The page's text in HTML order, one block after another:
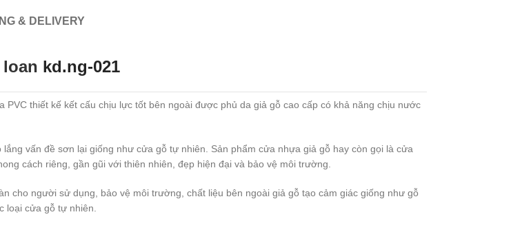
& DELIVERY
kd.ng-021
thiết kế kết cấu chịu lực tốt bên ngoài được phủ da giả gỗ cao cấp có khả năng chịu nước
vấn đề sơn lại giống như cửa gỗ tự nhiên. Sản phẩm cửa nhựa giả gỗ hay còn gọi là cửa
cách riêng, gần gũi với thiên nhiên, đẹp hiện đại và bảo vệ môi trường.
người sử dụng, bảo vệ môi trường, chất liệu bên ngoài giả gỗ tạo cảm giác giống như gỗ
loại cửa gỗ tự nhiên.